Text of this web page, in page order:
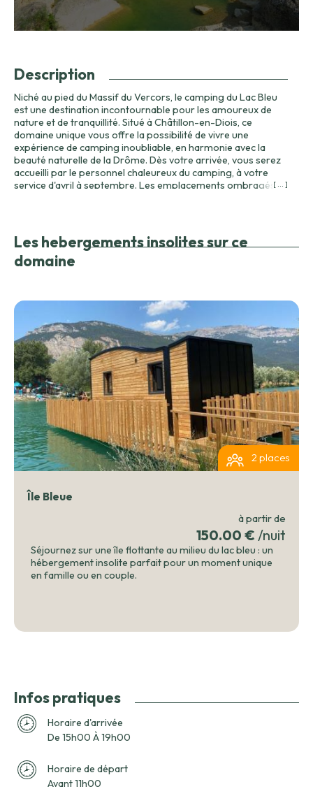
Description
Niché au pied du Massif du Vercors, le camping du Lac Bleu
est une destination incontournable pour les amoureux de
nature et de tranquillité. Situé à Châtillon-en-Diois, ce
domaine unique vous offre la possibilité de vivre une
expérience de camping inoubliable, en harmonie avec la
beauté naturelle de la Drôme. Dès votre arrivée, vous serez
accueilli par le personnel chaleureux du camping, à votre
service d'avril à septembre. Les emplacements ombragés
recherchent des activités, le camping ne manque pas
d'options. Vous pouvez vous relaxer au bord de la piscine
chauffée et couverte, ou choisir la rivière pour des activités
parfaitement votre séjour. Entouré par des attractions
naturelles comme le Parc Naturel Régional du Vercors et le
Diois, le camping du Lac Bleu est également un point de
départ idéal pour explorer la région. Profitez des marchés
locaux ou aventurez-vous sur les nombreux sentiers de
randonnée environnants. Venez au camping du Lac Bleu
pour une escapade reposante dans un cadre naturel
exceptionnel et repartez avec des souvenirs pour la vie.
[ ... ]
Les hebergements insolites sur ce
domaine
2 places
Île Bleue
à partir de
150.00 € /nuit
Séjournez sur une île flottante au milieu du lac bleu : un
hébergement insolite parfait pour un moment unique
en famille ou en couple.
Infos pratiques
Horaire d'arrivée
De 15h00 À 19h00
Horaire de départ
Avant 11h00